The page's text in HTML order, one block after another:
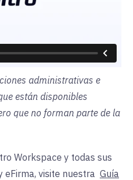
administrativas e
están disponibles
que no forman parte de la
Workspace y todas sus
eFirma, visite nuestra Guía